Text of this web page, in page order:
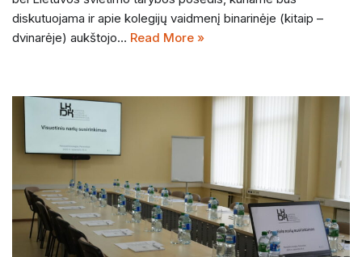
diskutuojama ir apie kolegijų vaidmenį binarinėje (kitaip –
dvinarėje) aukštojo… Read More »